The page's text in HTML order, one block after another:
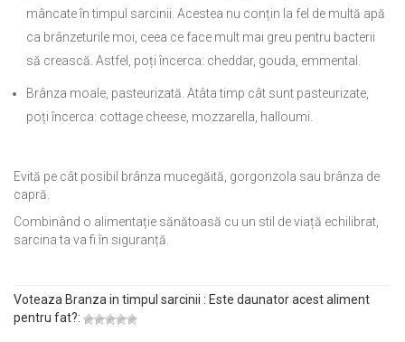
mâncate în timpul sarcinii. Acestea nu conțin la fel de multă apă
ca brânzeturile moi, ceea ce face mult mai greu pentru bacterii
să crească. Astfel, poți încerca: cheddar, gouda, emmental.
Brânza moale, pasteurizată. Atâta timp cât sunt pasteurizate,
poți încerca: cottage cheese, mozzarella, halloumi.
Evită pe cât posibil brânza mucegăită, gorgonzola sau brânza de
capră.
Combinând o alimentație sănătoasă cu un stil de viață echilibrat,
sarcina ta va fi în siguranță.
Voteaza Branza in timpul sarcinii : Este daunator acest aliment
pentru fat?: